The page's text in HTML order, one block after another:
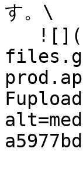
す。\